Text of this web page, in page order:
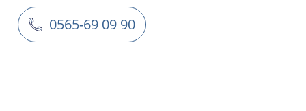
0565-69 09 90